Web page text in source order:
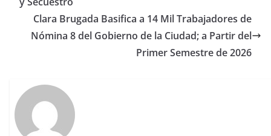
Clara Brugada Basifica a 14 Mil Trabajadores de
Nómina 8 del Gobierno de la Ciudad; a Partir del
Primer Semestre de 2026